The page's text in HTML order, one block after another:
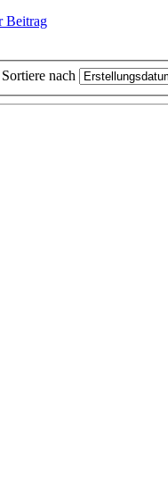
Beitrag
Sortiere nach